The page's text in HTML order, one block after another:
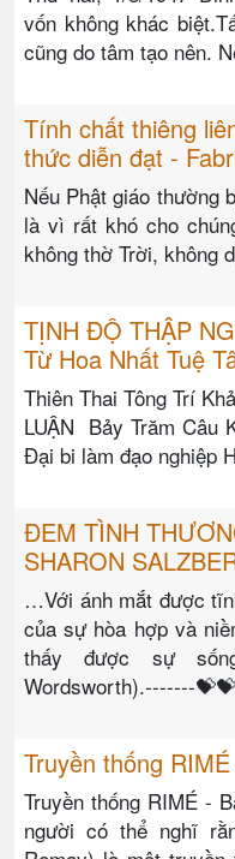
vốn không khác
cũng do tâm tạo nên.
Tính chất thiêng
thức diễn đạt -
Nếu Phật giáo thường
là vì rất khó cho
không thờ Trời, không
TỊNH ĐỘ THẬP
Từ Hoa Nhất Tuệ
Thiên Thai Tông Trí
LUẬN Bảy Trăm Câu
Ðại bi làm đạo nghiệp
ĐEM TÌNH
SHARON
…Với ánh mắt được
của sự hòa hợp và
thấy được sự
Wordsworth).-------
Truyền thống
Truyền thống RIMÉ -
người có thể nghĩ